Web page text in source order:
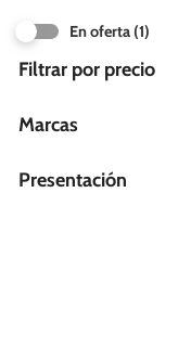
En oferta(1)
Filtrar por precio
Marcas
Presentación